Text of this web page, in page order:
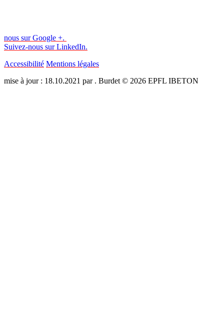
nous sur Google +.
Suivez-nous sur LinkedIn.
Accessibilité Mentions légales
mise à jour : 18.10.2021 par . Burdet © 2026 EPFL IBETON